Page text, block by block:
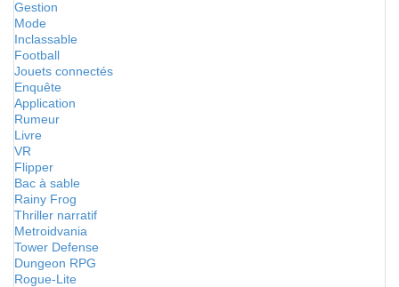
Gestion
Mode
Inclassable
Football
Jouets connectés
Enquête
Application
Rumeur
Livre
VR
Flipper
Bac à sable
Rainy Frog
Thriller narratif
Metroidvania
Tower Defense
Dungeon RPG
Rogue-Lite